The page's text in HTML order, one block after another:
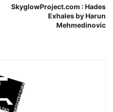
SkyglowProject.com : Hades
Exhales by Harun
Mehmedinovic